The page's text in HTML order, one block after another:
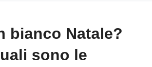
bianco Natale?
sono le